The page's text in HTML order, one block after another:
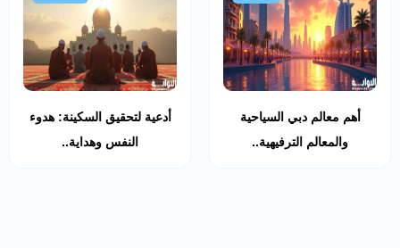
أهم معالم دبي السياحية
والمعالم الترفيهية..
أدعية لتحقيق السكينة: هدوء
النفس وهداية..